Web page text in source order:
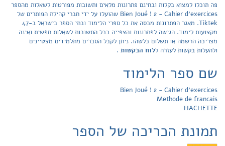
פה תוכלו למצוא בקלות ובחינם פתרונות מלאים ותשובות מפורטות לשאלות מהספר
Bien Joué ! 2 - Cahier d'exercices שהועלו על ידי חברי קהילת הפותרים של
Tiktek. מאגר הפתרונות מכסה את כל ספרי הלימוד ובתי הספר בישראל ב-47
מקצועות לימוד. הגישה לפתרונות והצפייה בכל התשובות לשאלות חפשית ואינה
מצריכה הרשמה או תשלום כלשהו. ניתן לקבל הסברים מתלמידים מצטיינים
ולהעלות בקשות לעזרה ללוח הבקשות .
שם ספר הלימוד
Bien Joué ! 2 - Cahier d'exercices
Methode de francais
HACHETTE
תמונת הכריכה של הספר